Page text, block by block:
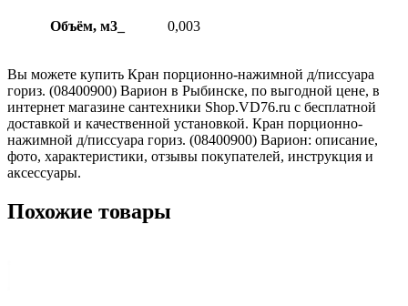
Объём, м3_ 0,003
Вы можете купить Кран порционно-нажимной д/писсуара
гориз. (08400900) Варион в Рыбинске, по выгодной цене, в
интернет магазине сантехники Shop.VD76.ru с бесплатной
доставкой и качественной установкой. Кран порционно-
нажимной д/писсуара гориз. (08400900) Варион: описание,
фото, характеристики, отзывы покупателей, инструкция и
аксессуары.
Похожие товары